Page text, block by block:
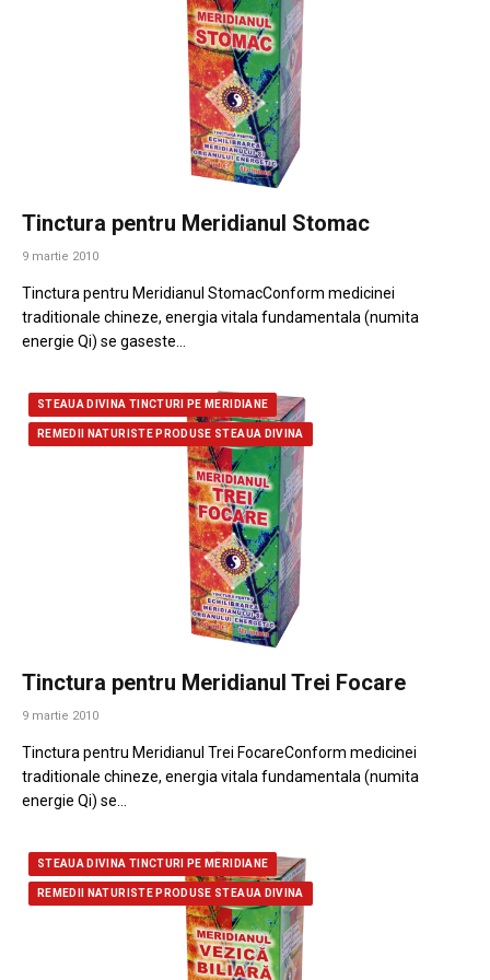
Tinctura pentru Meridianul Stomac
9 martie 2010
Tinctura pentru Meridianul StomacConform medicinei
traditionale chineze, energia vitala fundamentala (numita
energie Qi) se gaseste…
STEAUA DIVINA TINCTURI PE MERIDIANE
REMEDII NATURISTE PRODUSE STEAUA DIVINA
Tinctura pentru Meridianul Trei Focare
9 martie 2010
Tinctura pentru Meridianul Trei FocareConform medicinei
traditionale chineze, energia vitala fundamentala (numita
energie Qi) se…
STEAUA DIVINA TINCTURI PE MERIDIANE
REMEDII NATURISTE PRODUSE STEAUA DIVINA